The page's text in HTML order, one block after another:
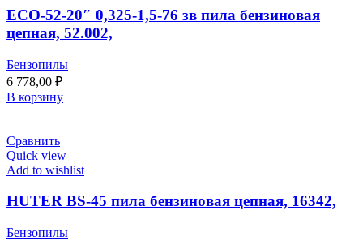
ECO-52-20″ 0,325-1,5-76 зв пила бензиновая
цепная, 52.002,
Бензопилы
6 778,00 ₽
В корзину
Сравнить
Quick view
Add to wishlist
HUTER BS-45 пила бензиновая цепная, 16342,
Бензопилы